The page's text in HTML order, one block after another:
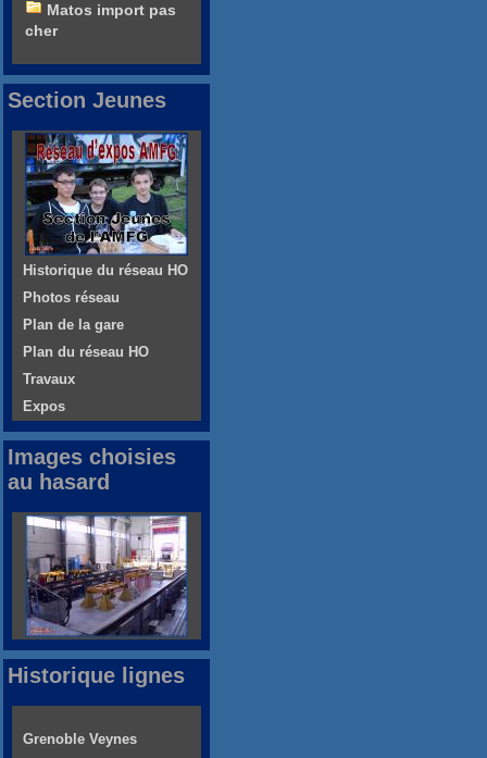
Matos import pas
cher
Section Jeunes
Historique du réseau HO
Photos réseau
Plan de la gare
Plan du réseau HO
Travaux
Expos
Images choisies
au hasard
Historique lignes
Grenoble Veynes